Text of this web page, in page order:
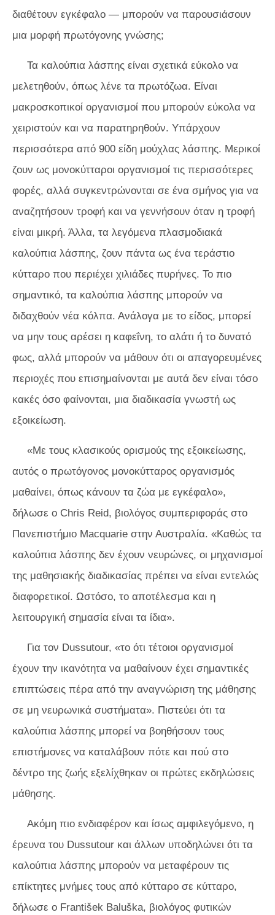
διαθέτουν εγκέφαλο — μπορούν να παρουσιάσουν
μια μορφή πρωτόγονης γνώσης;
Τα καλούπια λάσπης είναι σχετικά εύκολο να
μελετηθούν, όπως λένε τα πρωτόζωα. Είναι
μακροσκοπικοί οργανισμοί που μπορούν εύκολα να
χειριστούν και να παρατηρηθούν. Υπάρχουν
περισσότερα από 900 είδη μούχλας λάσπης. Μερικοί
ζουν ως μονοκύτταροι οργανισμοί τις περισσότερες
φορές, αλλά συγκεντρώνονται σε ένα σμήνος για να
αναζητήσουν τροφή και να γεννήσουν όταν η τροφή
είναι μικρή. Άλλα, τα λεγόμενα πλασμοδιακά
καλούπια λάσπης, ζουν πάντα ως ένα τεράστιο
κύτταρο που περιέχει χιλιάδες πυρήνες. Το πιο
σημαντικό, τα καλούπια λάσπης μπορούν να
διδαχθούν νέα κόλπα. Ανάλογα με το είδος, μπορεί
να μην τους αρέσει η καφεΐνη, το αλάτι ή το δυνατό
φως, αλλά μπορούν να μάθουν ότι οι απαγορευμένες
περιοχές που επισημαίνονται με αυτά δεν είναι τόσο
κακές όσο φαίνονται, μια διαδικασία γνωστή ως
εξοικείωση.
«Με τους κλασικούς ορισμούς της εξοικείωσης,
αυτός ο πρωτόγονος μονοκύτταρος οργανισμός
μαθαίνει, όπως κάνουν τα ζώα με εγκέφαλο»,
δήλωσε ο Chris Reid, βιολόγος συμπεριφοράς στο
Πανεπιστήμιο Macquarie στην Αυστραλία. «Καθώς τα
καλούπια λάσπης δεν έχουν νευρώνες, οι μηχανισμοί
της μαθησιακής διαδικασίας πρέπει να είναι εντελώς
διαφορετικοί. Ωστόσο, το αποτέλεσμα και η
λειτουργική σημασία είναι τα ίδια».
Για τον Dussutour, «το ότι τέτοιοι οργανισμοί
έχουν την ικανότητα να μαθαίνουν έχει σημαντικές
επιπτώσεις πέρα ​​από την αναγνώριση της μάθησης
σε μη νευρωνικά συστήματα». Πιστεύει ότι τα
καλούπια λάσπης μπορεί να βοηθήσουν τους
επιστήμονες να καταλάβουν πότε και πού στο
δέντρο της ζωής εξελίχθηκαν οι πρώτες εκδηλώσεις
μάθησης.
Ακόμη πιο ενδιαφέρον και ίσως αμφιλεγόμενο, η
έρευνα του Dussutour και άλλων υποδηλώνει ότι τα
καλούπια λάσπης μπορούν να μεταφέρουν τις
επίκτητες μνήμες τους από κύτταρο σε κύτταρο,
δήλωσε ο František Baluška, βιολόγος φυτικών